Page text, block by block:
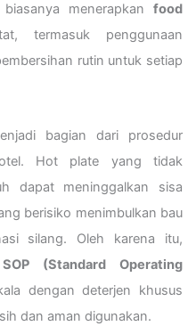
menerapkan food
termasuk penggunaan
rutin untuk setiap
bagian dari prosedur
Hot plate yang tidak
dapat meninggalkan sisa
berisiko menimbulkan bau
silang. Oleh karena itu,
SOP (Standard Operating
dengan deterjen khusus
dan aman digunakan.